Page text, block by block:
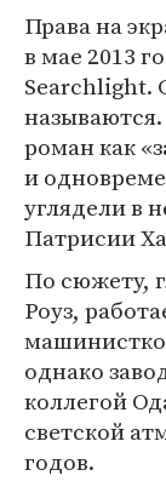
Права на
в мае 2013
Searchlight.
роман как
и
углядели в
Патрисии
По сюжету,
Роуз,
однако
коллегой
светской
годов.